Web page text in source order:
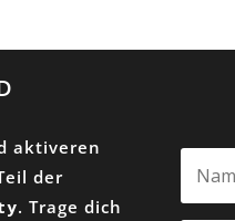
aktiveren
der
. Trage dich